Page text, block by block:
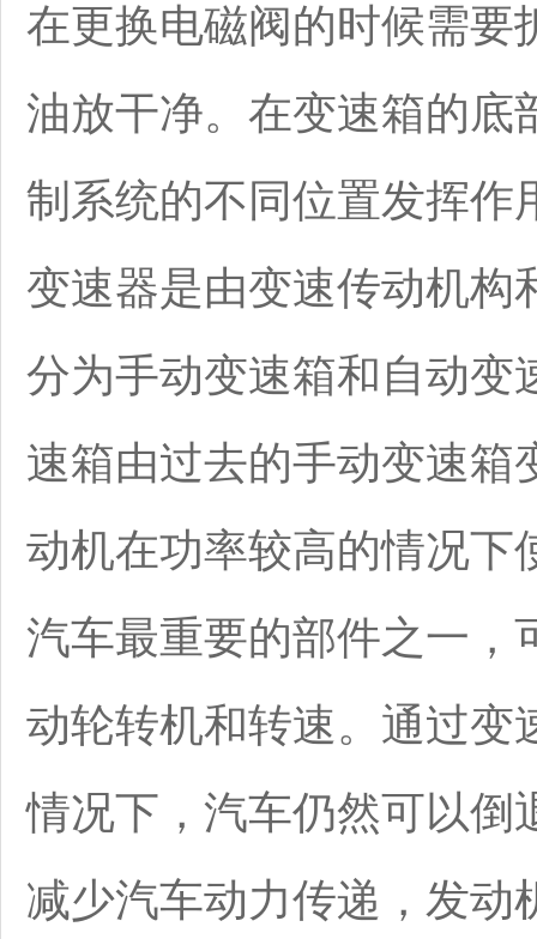
在更换电磁阀的时候需要
油放干净。在变速箱的底
制系统的不同位置发挥作
变速器是由变速传动机构
分为手动变速箱和自动变
速箱由过去的手动变速箱
动机在功率较高的情况下
汽车最重要的部件之一，
动轮转机和转速。通过变
情况下，汽车仍然可以倒
减少汽车动力传递，发动